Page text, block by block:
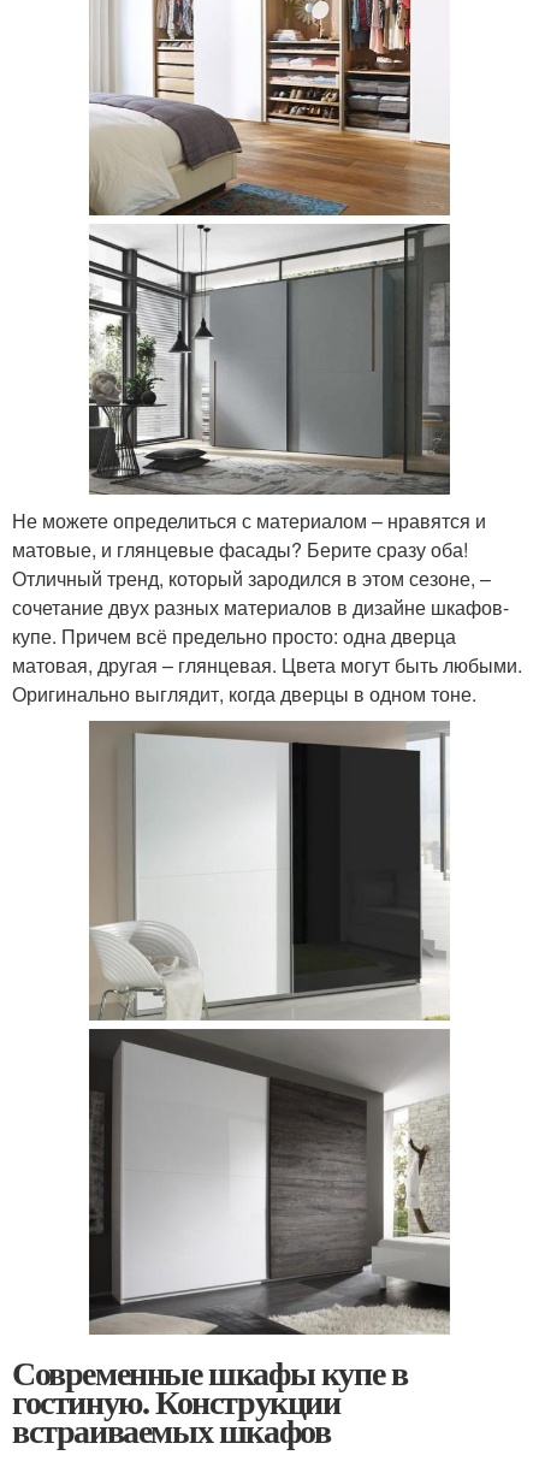
Не можете определиться с материалом – нравятся и
матовые, и глянцевые фасады? Берите сразу оба!
Отличный тренд, который зародился в этом сезоне, –
сочетание двух разных материалов в дизайне шкафов-
купе. Причем всё предельно просто: одна дверца
матовая, другая – глянцевая. Цвета могут быть любыми.
Оригинально выглядит, когда дверцы в одном тоне.
Современные шкафы купе в
гостиную. Конструкции
встраиваемых шкафов